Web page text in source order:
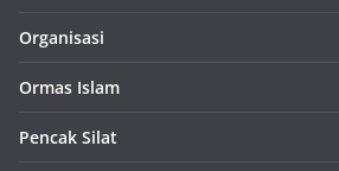
Organisasi
Ormas Islam
Pencak Silat